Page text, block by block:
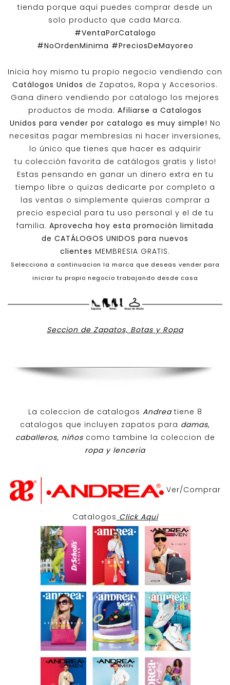
tienda porque aqui puedes comprar desde un
solo producto que cada Marca.
#VentaPorCatalogo
#NoOrdenMinima #PreciosDeMayoreo
Inicia hoy mismo tu propio negocio vendiendo con
Catálogos Unidos de Zapatos, Ropa y Accesorios.
Gana dinero vendiendo por catalogo los mejores
productos de moda. Afiliarse a Catalogos
Unidos para vender por catalogo es muy simple! No
necesitas pagar membresias ni hacer inversiones,
lo único que tienes que hacer es adquirir
tu colección favorita de catálogos gratis y listo!
Estas pensando en ganar un dinero extra en tu
tiempo libre o quizas dedicarte por completo a
las ventas o simplemente quieras comprar a
precio especial para tu uso personal y el de tu
familia. Aprovecha hoy esta promoción limitada
de CATÁLOGOS UNIDOS para nuevos
clientes MEMBRESIA GRATIS.
Selecciona a continuacion la marca que deseas vender para
iniciar tu propio negocio trabajando desde casa
Seccion de Zapatos, Botas y Ropa
La coleccion de catalogos Andreatiene 8
catalogos que incluyen zapatos para damas,
caballeros, niños como tambine la coleccion de
ropa y lenceria
Ver/Comprar
Catalogos Click Aqui